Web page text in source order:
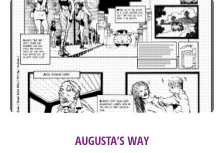
AUGUSTA’S WAY